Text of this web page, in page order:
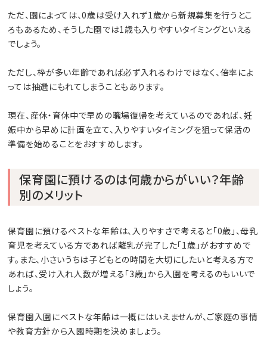
ただ、園によっては、0歳は受け入れず1歳から新規募集を行うとこ
ろもあるため、そうした園では1歳も入りやすいタイミングといえる
でしょう。
ただし、枠が多い年齢であれば必ず入れるわけではなく、倍率によ
っては抽選にもれてしまうこともあります。
現在、産休・育休中で早めの職場復帰を考えているのであれば、妊
娠中から早めに計画を立て、入りやすいタイミングを狙って保活の
準備を始めることをおすすめします。
保育園に預けるのは何歳からがいい？年齢
別のメリット
保育園に預けるベストな年齢は、入りやすさで考えると「0歳」、母乳
育児を考えている方であれば離乳が完了した「1歳」がおすすめで
す。また、小さいうちは子どもとの時間を大切にしたいと考える方で
あれば、受け入れ人数が増える「3歳」から入園を考えるのもいいで
しょう。
保育園入園にベストな年齢は一概にはいえませんが、ご家庭の事情
や教育方針から入園時期を決めましょう。